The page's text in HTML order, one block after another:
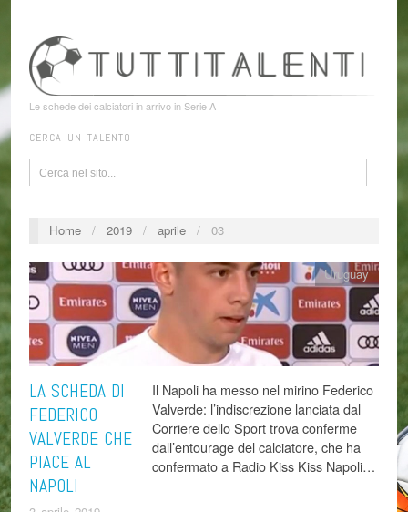
Le schede dei calciatori in arrivo in Serie A
CERCA UN TALENTO
Home / 2019 / aprile / 03
LA SCHEDA DI
FEDERICO
VALVERDE CHE
PIACE AL
NAPOLI
Uruguay
Il Napoli ha messo nel mirino Federico
Valverde: l’indiscrezione lanciata dal
Corriere dello Sport trova conferme
dall’entourage del calciatore, che ha
confermato a Radio Kiss Kiss Napoli…